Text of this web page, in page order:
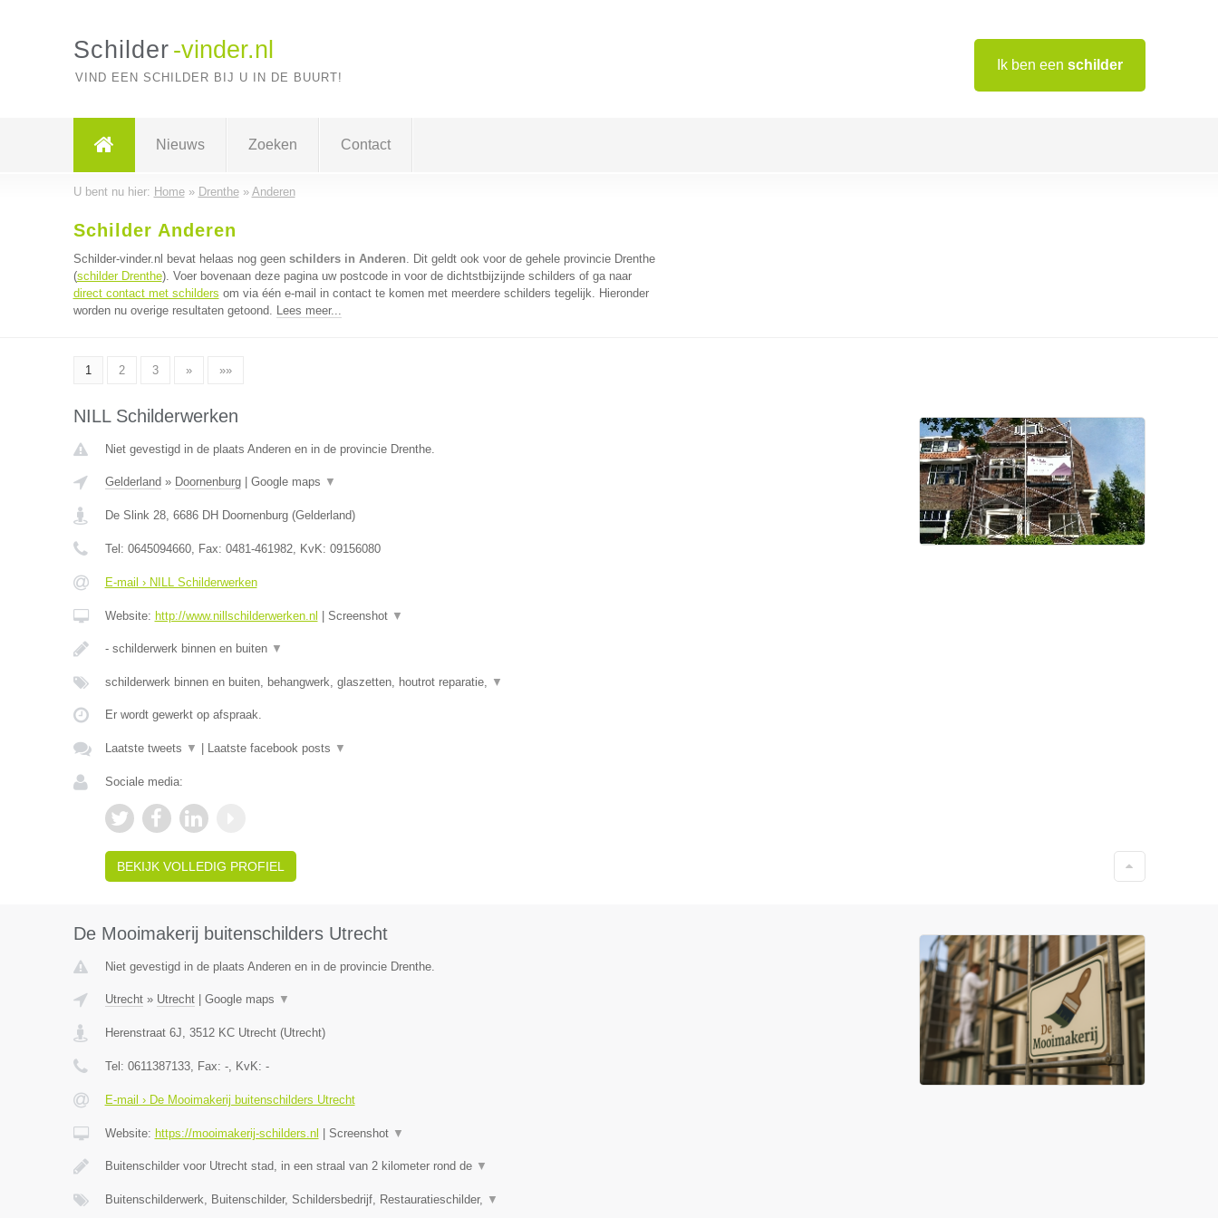
Ik ben een schilder
Schilder -vinder.nl
VIND EEN SCHILDER BIJ U IN DE BUURT!
Nieuws Zoeken Contact
U bent nu hier: Home» Drenthe» Anderen
Schilder Anderen
Schilder-vinder.nl bevat helaas nog geen schilders in Anderen. Dit geldt ook voor de gehele provincie Drenthe
(schilder Drenthe). Voer bovenaan deze pagina uw postcode in voor de dichtstbijzijnde schilders of ga naar
direct contact met schilders om via één e-mail in contact te komen met meerdere schilders tegelijk. Hieronder
worden nu overige resultaten getoond. Lees meer...
1 2 3 » »»
NILL Schilderwerken
Niet gevestigd in de plaats Anderen en in de provincie Drenthe.
Gelderland » Doornenburg| Google maps ▼
De Slink 28, 6686 DH Doornenburg(Gelderland)
Tel: 0645094660, Fax: 0481-461982, KvK: 09156080
E-mail › NILL Schilderwerken
Website: http://www.nillschilderwerken.nl Screenshot ▼
- schilderwerk binnen en buiten ▼
schilderwerk binnen en buiten, behangwerk, glaszetten, houtrot reparatie, ▼
Er wordt gewerkt op afspraak.
Laatste tweets ▼ Laatste facebook posts ▼
Sociale media:
BEKIJK VOLLEDIG PROFIEL
De Mooimakerij buitenschilders Utrecht
Niet gevestigd in de plaats Anderen en in de provincie Drenthe.
Utrecht» Utrecht| Google maps ▼
Herenstraat 6J, 3512 KC Utrecht(Utrecht)
Tel: 0611387133, Fax: -, KvK: -
E-mail › De Mooimakerij buitenschilders Utrecht
Website: https://mooimakerij-schilders.nl Screenshot ▼
Buitenschilder voor Utrecht stad, in een straal van 2 kilometer rond de ▼
Buitenschilderwerk, Buitenschilder, Schildersbedrijf, Restauratieschilder, ▼